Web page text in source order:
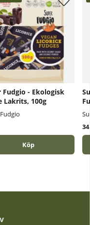
Fudgio - Ekologisk
Lakrits, 100g
Köp